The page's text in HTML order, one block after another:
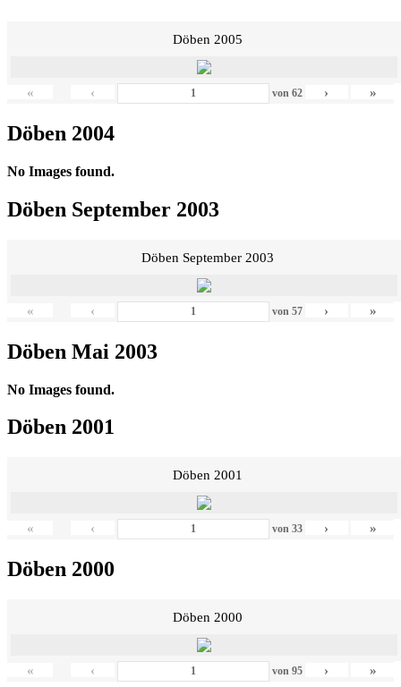
Döben 2005
« ‹ von 62 › »
Döben 2004
No Images found.
Döben September 2003
Döben September 2003
« ‹ von 57 › »
Döben Mai 2003
No Images found.
Döben 2001
Döben 2001
« ‹ von 33 › »
Döben 2000
Döben 2000
« ‹ von 95 › »